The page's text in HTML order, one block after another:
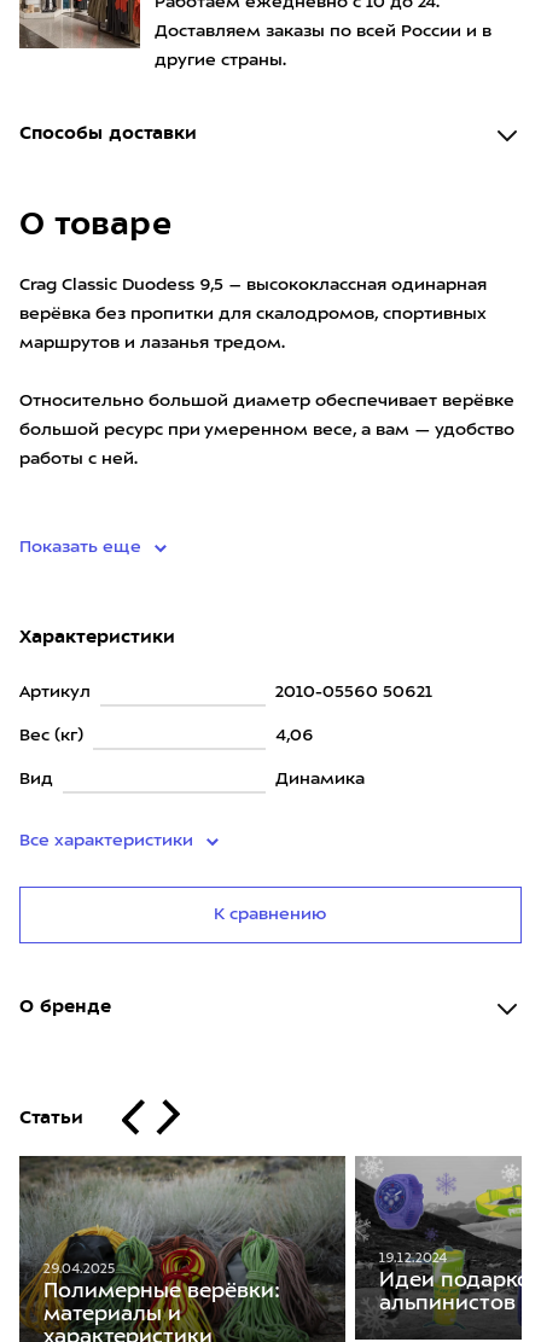
Доставляем заказы по всей России и в
другие страны.
Способы доставки
О товаре
Crag Classic Duodess 9,5 – высококлассная одинарная
верёвка без пропитки для скалодромов, спортивных
маршрутов и лазанья тредом.
Относительно большой диаметр обеспечивает верёвке
большой ресурс при умеренном весе, а вам — удобство
работы с ней.
Показать еще
Характеристики
Артикул 2010-05560 50621
Вес (кг) 4,06
Вид Динамика
Все характеристики
К сравнению
О бренде
Статьи
29.04.2025
Полимерные верёвки:
материалы и
характеристики
19.12.2024
Идеи
альпинистов